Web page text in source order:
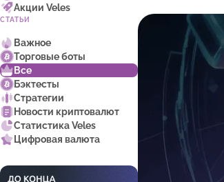
Акции Veles
СТАТЬИ
Важное
Торговые боты
Все
Бэктесты
Стратегии
Новости криптовалют
Статистика Veles
Цифровая валюта